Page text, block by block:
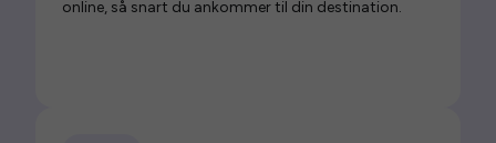
online, så snart du ankommer til din destination.